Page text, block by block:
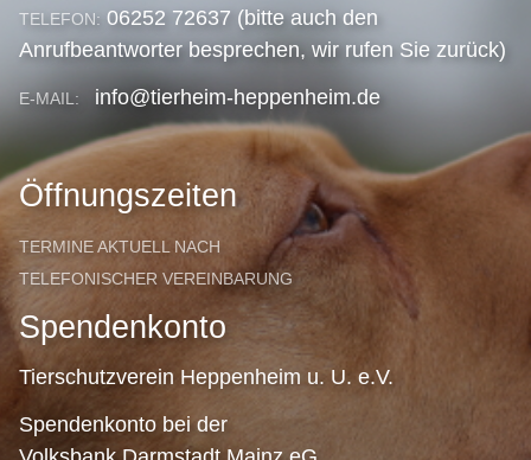
TELEFON: 06252 72637 (bitte auch den
Anrufbeantworter besprechen, wir rufen Sie zurück)
E-MAIL: info@tierheim-heppenheim.de
Öffnungszeiten
TERMINE AKTUELL NACH
TELEFONISCHER VEREINBARUNG
Spendenkonto
Tierschutzverein Heppenheim u. U. e.V.
Spendenkonto bei der